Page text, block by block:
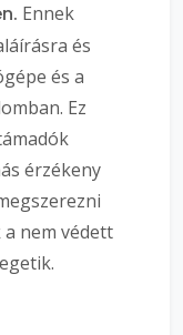
Ennek
és
és a
Ez
érzékeny
nem védett